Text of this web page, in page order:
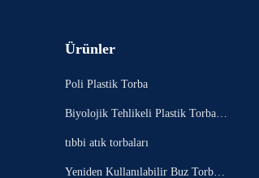
Ürünler
Poli Plastik Torba
Biyolojik Tehlikeli Plastik Torbala
tıbbi atık torbaları
Yeniden Kullanılabilir Buz Torbala